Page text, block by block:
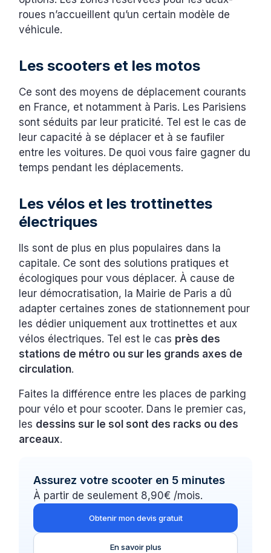
roues n’accueillent qu’un certain modèle de
véhicule.
Les scooters et les motos
Ce sont des moyens de déplacement courants
en France, et notamment à Paris. Les Parisiens
sont séduits par leur praticité. Tel est le cas de
leur capacité à se déplacer et à se faufiler
entre les voitures. De quoi vous faire gagner du
temps pendant les déplacements.
Les vélos et les trottinettes
électriques
Ils sont de plus en plus populaires dans la
capitale. Ce sont des solutions pratiques et
écologiques pour vous déplacer. À cause de
leur démocratisation, la Mairie de Paris a dû
adapter certaines zones de stationnement pour
les dédier uniquement aux trottinettes et aux
vélos électriques. Tel est le cas près des
stations de métro ou sur les grands axes de
circulation.
Faites la différence entre les places de parking
pour vélo et pour scooter. Dans le premier cas,
les dessins sur le sol sont des racks ou des
arceaux.
Assurez votre scooter en 5 minutes
À partir de seulement 8,90€ /mois.
Obtenir mon devis gratuit
En savoir plus